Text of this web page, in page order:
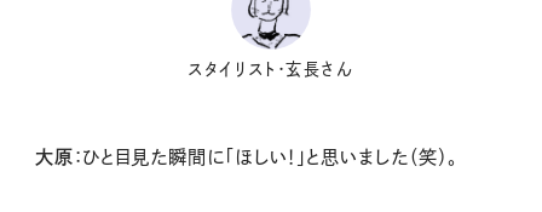
スタイリスト・玄長さん
大原 ：ひと目見た瞬間に「ほしい！」と思いました（笑）。